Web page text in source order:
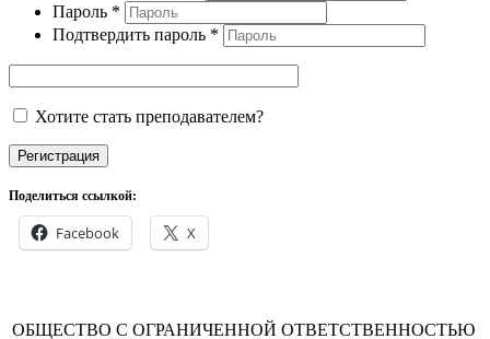
Пароль *
Подтвердить пароль *
Хотите стать преподавателем?
Регистрация
Поделиться ссылкой:
Facebook X
ОБЩЕСТВО С ОГРАНИЧЕННОЙ ОТВЕТСТВЕННОСТЬЮ